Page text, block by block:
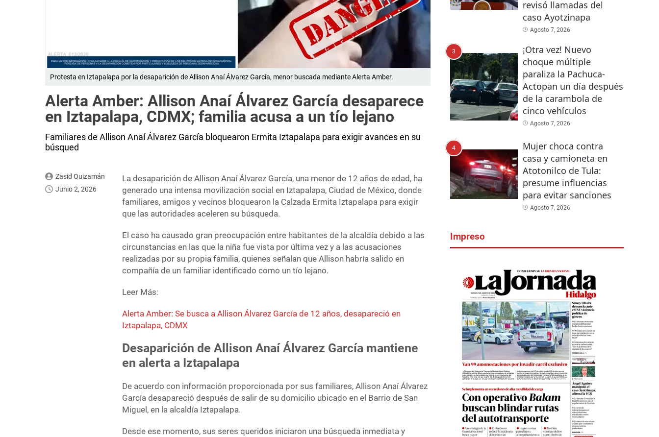
Protesta en Iztapalapa por la desaparición de Allison Anaí Álvarez García, menor buscada mediante Alerta Amber.
Alerta Amber: Allison Anaí Álvarez García desaparece
en Iztapalapa, CDMX; familia acusa a un tío lejano
Familiares de Allison Anaí Álvarez García bloquearon Ermita Iztapalapa para exigir avances en su
búsqued
Zasid Quizamán
Junio 2, 2026
La desaparición de Allison Anaí Álvarez García, una menor de 12 años de edad, ha
generado una intensa movilización social en Iztapalapa, Ciudad de México, donde
familiares, amigos y vecinos bloquearon la Calzada Ermita Iztapalapa para exigir
que las autoridades aceleren su búsqueda.
El caso ha causado gran preocupación entre habitantes de la alcaldía debido a las
circunstancias en las que la niña fue vista por última vez y a las acusaciones
realizadas por su propia familia, quienes señalan que Allison habría salido en
compañía de un familiar identificado como un tío lejano.
Leer Más:
Alerta Amber: Se busca a Allison Álvarez García de 12 años, desapareció en
Iztapalapa, CDMX
Desaparición de Allison Anaí Álvarez García mantiene
en alerta a Iztapalapa
De acuerdo con información proporcionada por sus familiares, Allison Anaí Álvarez
García desapareció después de salir de su domicilio ubicado en el Barrio de San
Miguel, en la alcaldía Iztapalapa.
Desde ese momento, sus seres queridos iniciaron una búsqueda inmediata y
revisó llamadas del
caso Ayotzinapa
Agosto 7, 2026
3
¡Otra vez! Nuevo
choque múltiple
paraliza la Pachuca-
Actopan un día después
de la carambola de
cinco vehículos
Agosto 7, 2026
4
Mujer choca contra
casa y camioneta en
Atotonilco de Tula:
presume influencias
para evitar sanciones
Agosto 7, 2026
Impreso